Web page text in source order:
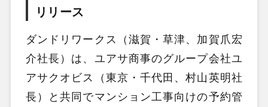
リリース
ダンドリワークス（滋賀・草津、加賀爪宏
介社長）は、ユアサ商事のグループ会社ユ
アサクオビス（東京・千代田、村山英明社
長）と共同でマンション工事向けの予約管